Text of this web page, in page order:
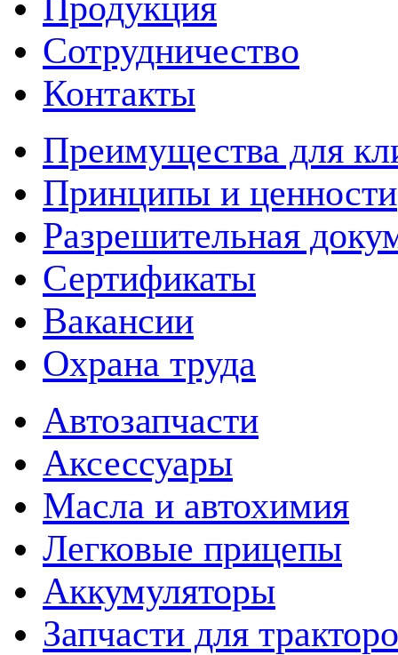
Сотрудничество
Контакты
Преимущества для
Принципы и ценности
Разрешительная
Сертификаты
Вакансии
Охрана труда
Автозапчасти
Аксессуары
Масла и автохимия
Легковые прицепы
Аккумуляторы
Запчасти для